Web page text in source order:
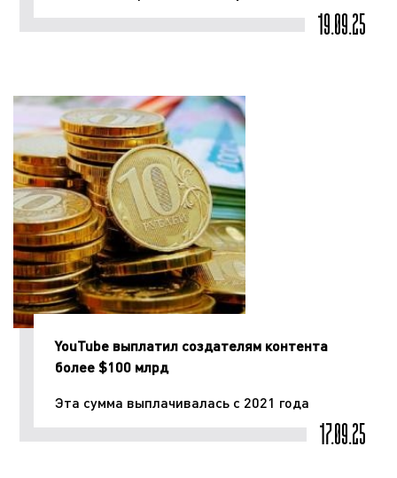
19.09.25
YouTube выплатил создателям контента
более $100 млрд
Эта сумма выплачивалась с 2021 года
17.09.25